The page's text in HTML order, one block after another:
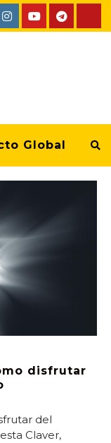
Global
disfrutar
del
Claver,